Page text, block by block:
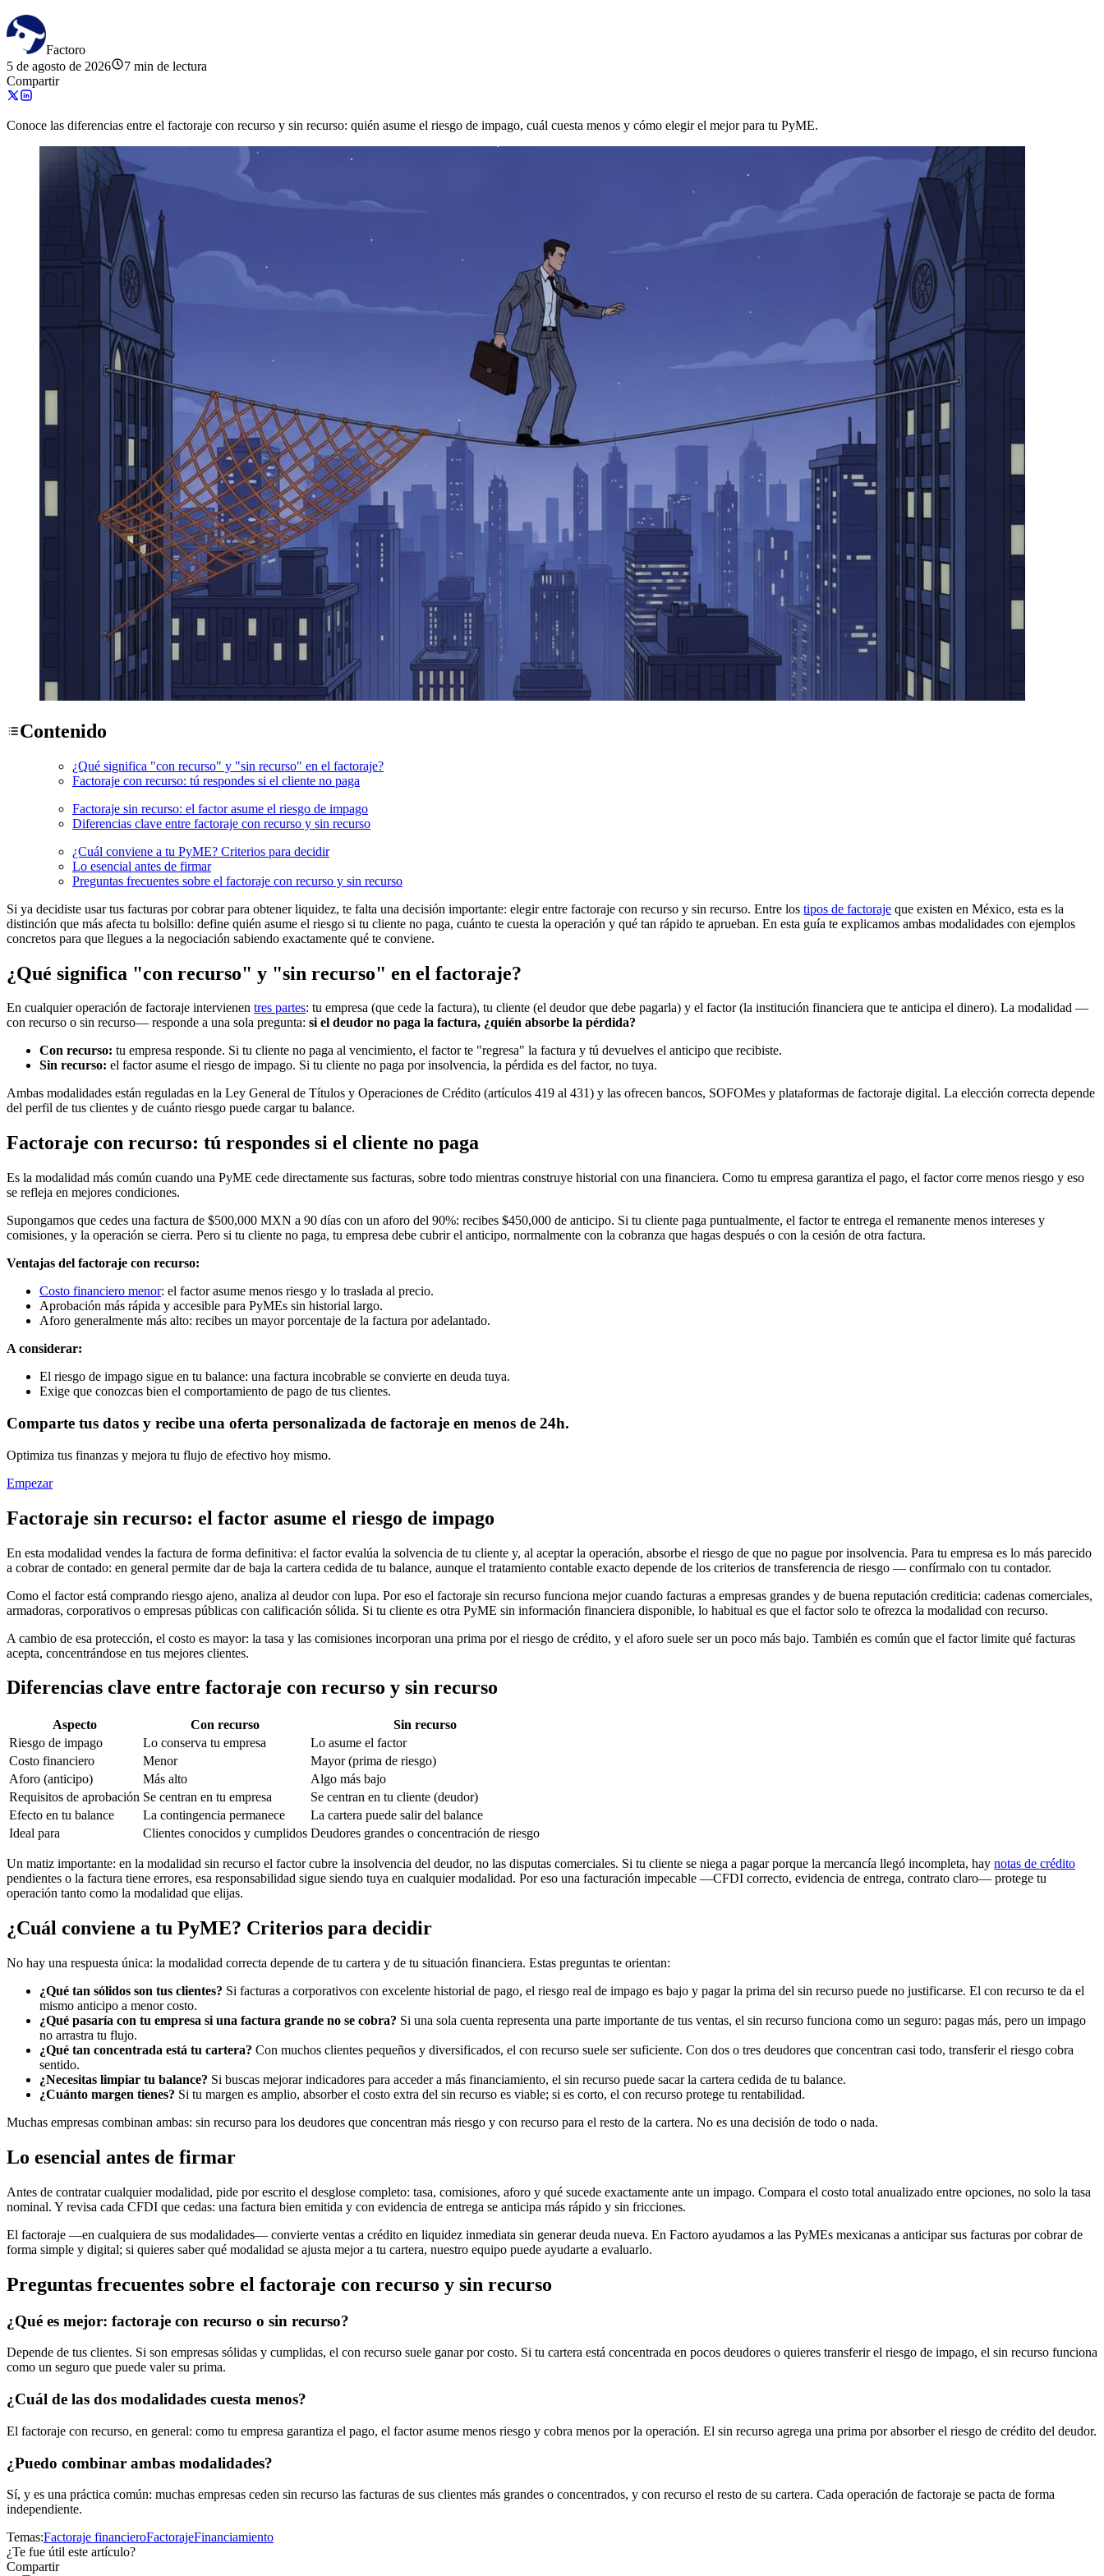
Factoro
5 de agosto de 2026
7 min de lectura
Compartir
Conoce las diferencias entre el factoraje con recurso y sin recurso: quién asume el riesgo de impago, cuál cuesta menos y cómo elegir el mejor para tu PyME.
Contenido
¿Qué significa "con recurso" y "sin recurso" en el factoraje?
Factoraje con recurso: tú respondes si el cliente no paga
Factoraje sin recurso: el factor asume el riesgo de impago
Diferencias clave entre factoraje con recurso y sin recurso
¿Cuál conviene a tu PyME? Criterios para decidir
Lo esencial antes de firmar
Preguntas frecuentes sobre el factoraje con recurso y sin recurso
Si ya decidiste usar tus facturas por cobrar para obtener liquidez, te falta una decisión importante: elegir entre factoraje con recurso y sin recurso. Entre los tipos de factoraje que existen en México, esta es la
distinción que más afecta tu bolsillo: define quién asume el riesgo si tu cliente no paga, cuánto te cuesta la operación y qué tan rápido te aprueban. En esta guía te explicamos ambas modalidades con ejemplos
concretos para que llegues a la negociación sabiendo exactamente qué te conviene.
¿Qué significa "con recurso" y "sin recurso" en el factoraje?
En cualquier operación de factoraje intervienen tres partes: tu empresa (que cede la factura), tu cliente (el deudor que debe pagarla) y el factor (la institución financiera que te anticipa el dinero). La modalidad —
con recurso o sin recurso— responde a una sola pregunta: si el deudor no paga la factura, ¿quién absorbe la pérdida?
Con recurso: tu empresa responde. Si tu cliente no paga al vencimiento, el factor te "regresa" la factura y tú devuelves el anticipo que recibiste.
Sin recurso: el factor asume el riesgo de impago. Si tu cliente no paga por insolvencia, la pérdida es del factor, no tuya.
Ambas modalidades están reguladas en la Ley General de Títulos y Operaciones de Crédito (artículos 419 al 431) y las ofrecen bancos, SOFOMes y plataformas de factoraje digital. La elección correcta depende
del perfil de tus clientes y de cuánto riesgo puede cargar tu balance.
Factoraje con recurso: tú respondes si el cliente no paga
Es la modalidad más común cuando una PyME cede directamente sus facturas, sobre todo mientras construye historial con una financiera. Como tu empresa garantiza el pago, el factor corre menos riesgo y eso
se refleja en mejores condiciones.
Supongamos que cedes una factura de $500,000 MXN a 90 días con un aforo del 90%: recibes $450,000 de anticipo. Si tu cliente paga puntualmente, el factor te entrega el remanente menos intereses y
comisiones, y la operación se cierra. Pero si tu cliente no paga, tu empresa debe cubrir el anticipo, normalmente con la cobranza que hagas después o con la cesión de otra factura.
Ventajas del factoraje con recurso:
Costo financiero menor: el factor asume menos riesgo y lo traslada al precio.
Aprobación más rápida y accesible para PyMEs sin historial largo.
Aforo generalmente más alto: recibes un mayor porcentaje de la factura por adelantado.
A considerar:
El riesgo de impago sigue en tu balance: una factura incobrable se convierte en deuda tuya.
Exige que conozcas bien el comportamiento de pago de tus clientes.
Comparte tus datos y recibe una oferta personalizada de factoraje en menos de 24h.
Optimiza tus finanzas y mejora tu flujo de efectivo hoy mismo.
Empezar
Factoraje sin recurso: el factor asume el riesgo de impago
En esta modalidad vendes la factura de forma definitiva: el factor evalúa la solvencia de tu cliente y, al aceptar la operación, absorbe el riesgo de que no pague por insolvencia. Para tu empresa es lo más parecido
a cobrar de contado: en general permite dar de baja la cartera cedida de tu balance, aunque el tratamiento contable exacto depende de los criterios de transferencia de riesgo — confírmalo con tu contador.
Como el factor está comprando riesgo ajeno, analiza al deudor con lupa. Por eso el factoraje sin recurso funciona mejor cuando facturas a empresas grandes y de buena reputación crediticia: cadenas comerciales,
armadoras, corporativos o empresas públicas con calificación sólida. Si tu cliente es otra PyME sin información financiera disponible, lo habitual es que el factor solo te ofrezca la modalidad con recurso.
A cambio de esa protección, el costo es mayor: la tasa y las comisiones incorporan una prima por el riesgo de crédito, y el aforo suele ser un poco más bajo. También es común que el factor limite qué facturas
acepta, concentrándose en tus mejores clientes.
Diferencias clave entre factoraje con recurso y sin recurso
Aspecto Con recurso
Sin recurso
Riesgo de impago
Lo conserva tu empresa
Lo asume el factor
Costo financiero
Menor
Mayor (prima de riesgo)
Aforo (anticipo)
Más alto
Algo más bajo
Requisitos de aprobación Se centran en tu empresa
Se centran en tu cliente (deudor)
Efecto en tu balance
La contingencia permanece
La cartera puede salir del balance
Ideal para
Clientes conocidos y cumplidos Deudores grandes o concentración de riesgo
Un matiz importante: en la modalidad sin recurso el factor cubre la insolvencia del deudor, no las disputas comerciales. Si tu cliente se niega a pagar porque la mercancía llegó incompleta, hay notas de crédito
pendientes o la factura tiene errores, esa responsabilidad sigue siendo tuya en cualquier modalidad. Por eso una facturación impecable —CFDI correcto, evidencia de entrega, contrato claro— protege tu
operación tanto como la modalidad que elijas.
¿Cuál conviene a tu PyME? Criterios para decidir
No hay una respuesta única: la modalidad correcta depende de tu cartera y de tu situación financiera. Estas preguntas te orientan:
¿Qué tan sólidos son tus clientes? Si facturas a corporativos con excelente historial de pago, el riesgo real de impago es bajo y pagar la prima del sin recurso puede no justificarse. El con recurso te da el
mismo anticipo a menor costo.
¿Qué pasaría con tu empresa si una factura grande no se cobra? Si una sola cuenta representa una parte importante de tus ventas, el sin recurso funciona como un seguro: pagas más, pero un impago
no arrastra tu flujo.
¿Qué tan concentrada está tu cartera? Con muchos clientes pequeños y diversificados, el con recurso suele ser suficiente. Con dos o tres deudores que concentran casi todo, transferir el riesgo cobra
sentido.
¿Necesitas limpiar tu balance? Si buscas mejorar indicadores para acceder a más financiamiento, el sin recurso puede sacar la cartera cedida de tu balance.
¿Cuánto margen tienes? Si tu margen es amplio, absorber el costo extra del sin recurso es viable; si es corto, el con recurso protege tu rentabilidad.
Muchas empresas combinan ambas: sin recurso para los deudores que concentran más riesgo y con recurso para el resto de la cartera. No es una decisión de todo o nada.
Lo esencial antes de firmar
Antes de contratar cualquier modalidad, pide por escrito el desglose completo: tasa, comisiones, aforo y qué sucede exactamente ante un impago. Compara el costo total anualizado entre opciones, no solo la tasa
nominal. Y revisa cada CFDI que cedas: una factura bien emitida y con evidencia de entrega se anticipa más rápido y sin fricciones.
El factoraje —en cualquiera de sus modalidades— convierte ventas a crédito en liquidez inmediata sin generar deuda nueva. En Factoro ayudamos a las PyMEs mexicanas a anticipar sus facturas por cobrar de
forma simple y digital; si quieres saber qué modalidad se ajusta mejor a tu cartera, nuestro equipo puede ayudarte a evaluarlo.
Preguntas frecuentes sobre el factoraje con recurso y sin recurso
¿Qué es mejor: factoraje con recurso o sin recurso?
Depende de tus clientes. Si son empresas sólidas y cumplidas, el con recurso suele ganar por costo. Si tu cartera está concentrada en pocos deudores o quieres transferir el riesgo de impago, el sin recurso funciona
como un seguro que puede valer su prima.
¿Cuál de las dos modalidades cuesta menos?
El factoraje con recurso, en general: como tu empresa garantiza el pago, el factor asume menos riesgo y cobra menos por la operación. El sin recurso agrega una prima por absorber el riesgo de crédito del deudor.
¿Puedo combinar ambas modalidades?
Sí, y es una práctica común: muchas empresas ceden sin recurso las facturas de sus clientes más grandes o concentrados, y con recurso el resto de su cartera. Cada operación de factoraje se pacta de forma
independiente.
Temas:Factoraje financieroFactorajeFinanciamiento
¿Te fue útil este artículo?
Compartir